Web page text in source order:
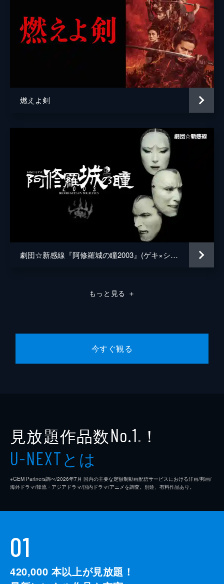
燃えよ剣
劇団☆新感線『阿修羅城の瞳2003』(ゲキ×シネ)
もっと見る ＋
今すぐ観る
見放題作品数No.1 ※ ！
U-NEXTとは
※GEM Partners調べ/2026年7⽉ 国内の主要な定額制動画配信サービスにおける洋画/邦画/
海外ドラマ/韓流・アジアドラマ/国内ドラマ/アニメを調査。別途、有料作品あり。
01
420,000 本以上が見放題！